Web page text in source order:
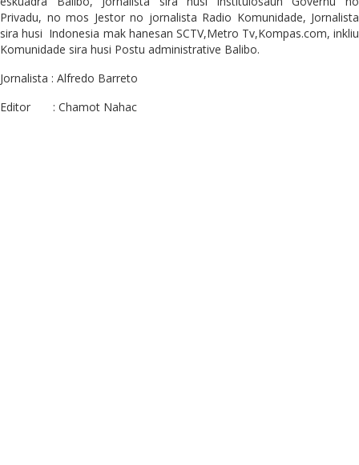
Privadu, no mos Jestor no jornalista Radio Komunidade, Jornalista
sira husi Indonesia mak hanesan SCTV,Metro Tv,Kompas.com, inkliu
Komunidade sira husi Postu administrative Balibo.
Jornalista : Alfredo Barreto
Editor
: Chamot Nahac